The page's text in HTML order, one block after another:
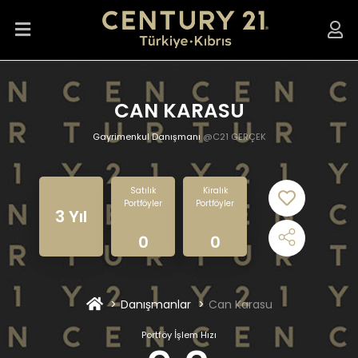
CAN KARASU
Gayrimenkul Danışmanı @C21 GERÇEK
3 Yıl
Satılık
Portföyler
0
Kiralık
Portföyler
0
Danışmanlar Can Karasu
Portföy İşlem Hızı